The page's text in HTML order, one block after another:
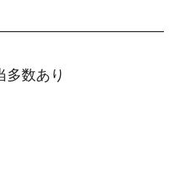
多数あり